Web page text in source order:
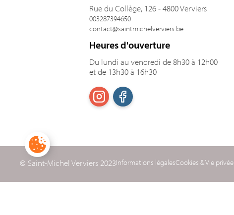
Rue du Collège, 126 - 4800 Verviers
003287394650
contact@saintmichelverviers.be
Heures d'ouverture
Du lundi au vendredi de 8h30 à 12h00
et de 13h30 à 16h30
© Saint-Michel Verviers 2023Informations légalesCookies & Vie privée